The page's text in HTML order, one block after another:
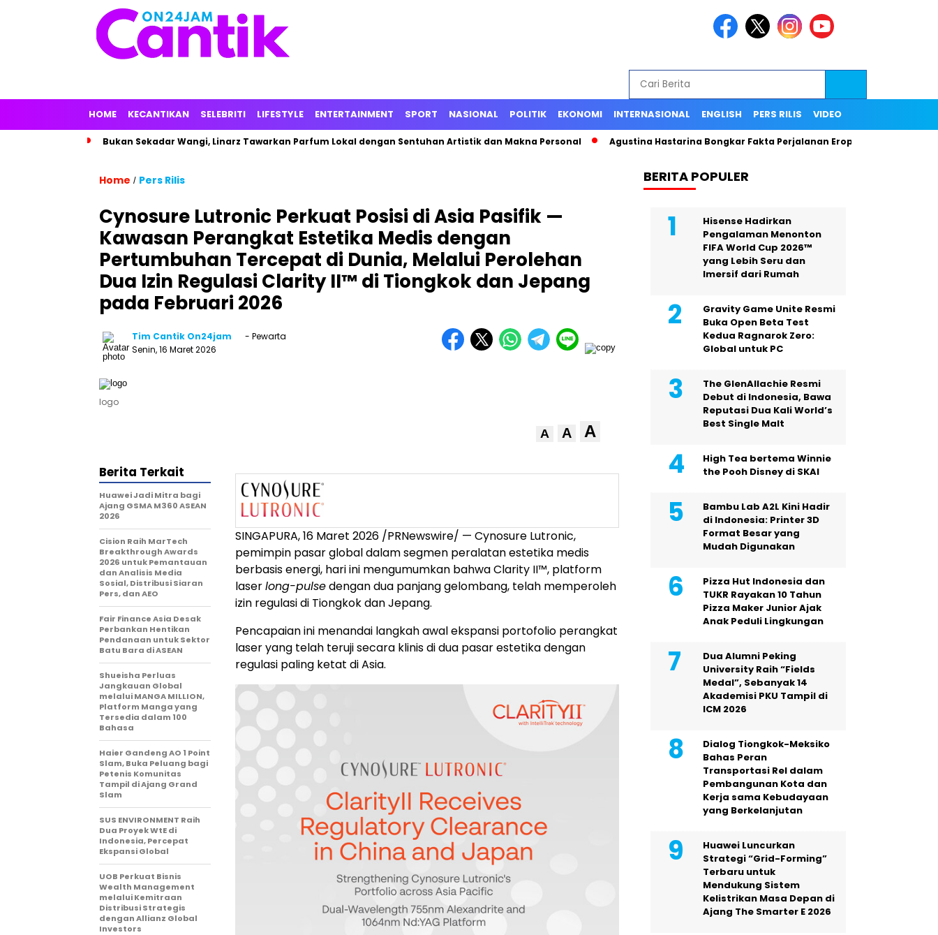
HOME KECANTIKAN SELEBRITI LIFESTYLE ENTERTAINMENT SPORT NASIONAL POLITIK EKONOMI INTERNASIONAL ENGLISH PERS RILIS VIDEO
Bukan Sekadar Wangi, Linarz Tawarkan Parfum Lokal dengan Sentuhan Artistik dan Makna Personal Agustina Hastarina Bongkar Fakta Perjalanan Eropa, Publik
Home / Pers Rilis
Cynosure Lutronic Perkuat Posisi di Asia Pasifik —
Kawasan Perangkat Estetika Medis dengan
Pertumbuhan Tercepat di Dunia, Melalui Perolehan
Dua Izin Regulasi Clarity II™ di Tiongkok dan Jepang
pada Februari 2026
Tim Cantik On24jam
- Pewarta
Senin, 16 Maret 2026
logo
A A A
SINGAPURA,16 Maret 2026 /PRNewswire/ — Cynosure Lutronic,
pemimpin pasar global dalam segmen peralatan estetika medis
berbasis energi, hari ini mengumumkan bahwa Clarity II™, platform
laserlong-pulsedengan dua panjang gelombang, telah memperoleh
izin regulasi di Tiongkok dan Jepang.
Pencapaian ini menandai langkah awal ekspansi portofolio perangkat
laser yang telah teruji secara klinis di dua pasar estetika dengan
regulasi paling ketat di Asia.
Berita Terkait
Huawei Jadi Mitra bagi
Ajang GSMA M360 ASEAN
2026
Cision Raih MarTech
Breakthrough Awards
2026 untuk Pemantauan
dan Analisis Media
Sosial, Distribusi Siaran
Pers, dan AEO
Fair Finance Asia Desak
Perbankan Hentikan
Pendanaan untuk Sektor
Batu Bara di ASEAN
Shueisha Perluas
Jangkauan Global
melalui MANGA MILLION,
Platform Manga yang
Tersedia dalam 100
Bahasa
Haier Gandeng AO 1 Point
Slam, Buka Peluang bagi
Petenis Komunitas
Tampil di Ajang Grand
Slam
SUS ENVIRONMENT Raih
Dua Proyek WtE di
Indonesia, Percepat
Ekspansi Global
UOB Perkuat Bisnis
Wealth Management
melalui Kemitraan
Distribusi Strategis
dengan Allianz Global
Investors
BERITA POPULER
Hisense Hadirkan
Pengalaman Menonton
FIFA World Cup 2026™
yang Lebih Seru dan
Imersif dari Rumah
Gravity Game Unite Resmi
Buka Open Beta Test
Kedua Ragnarok Zero:
Global untuk PC
The GlenAllachie Resmi
Debut di Indonesia, Bawa
Reputasi Dua Kali World’s
Best Single Malt
High Tea bertema Winnie
the Pooh Disney di SKAI
Bambu Lab A2L Kini Hadir
di Indonesia: Printer 3D
Format Besar yang
Mudah Digunakan
Pizza Hut Indonesia dan
TUKR Rayakan 10 Tahun
Pizza Maker Junior Ajak
Anak Peduli Lingkungan
Dua Alumni Peking
University Raih “Fields
Medal”, Sebanyak 14
Akademisi PKU Tampil di
ICM 2026
Dialog Tiongkok-Meksiko
Bahas Peran
Transportasi Rel dalam
Pembangunan Kota dan
Kerja sama Kebudayaan
yang Berkelanjutan
Huawei Luncurkan
Strategi “Grid-Forming”
Terbaru untuk
Mendukung Sistem
Kelistrikan Masa Depan di
Ajang The Smarter E 2026